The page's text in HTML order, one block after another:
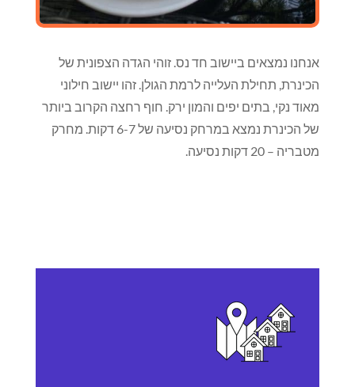
אנחנו נמצאים ביישוב חד נס. זוהי הגדה הצפונית של
הכינרת, תחילת העלייה לרמת הגולן. זהו יישוב חילוני
מאוד נקי, בתים יפים והמון ירק. חוף רחצה הקרוב ביותר
של הכינרת נמצא במרחק נסיעה של 6-7 דקות. מחרק
מטבריה – 20 דקות נסיעה.